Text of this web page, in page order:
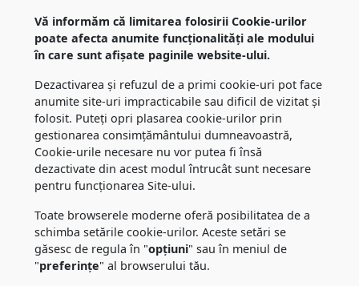
Vă informăm că limitarea folosirii Cookie-urilor
poate afecta anumite funcționalități ale modului
în care sunt afișate paginile website-ului.
Dezactivarea și refuzul de a primi cookie-uri pot face
anumite site-uri impracticabile sau dificil de vizitat și
folosit. Puteți opri plasarea cookie-urilor prin
gestionarea consimțământului dumneavoastră,
Cookie-urile necesare nu vor putea fi însă
dezactivate din acest modul întrucât sunt necesare
pentru funcționarea Site-ului.
Toate browserele moderne oferă posibilitatea de a
schimba setările cookie-urilor. Aceste setări se
găsesc de regula în "opțiuni" sau în meniul de
"preferințe" al browserului tău.